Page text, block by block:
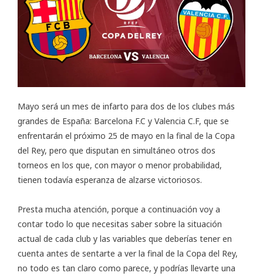
Mayo será un mes de infarto para dos de los clubes más
grandes de España: Barcelona F.C y Valencia C.F, que se
enfrentarán el próximo 25 de mayo en la final de la Copa
del Rey, pero que disputan en simultáneo otros dos
torneos en los que, con mayor o menor probabilidad,
tienen todavía esperanza de alzarse victoriosos.
Presta mucha atención, porque a continuación voy a
contar todo lo que necesitas saber sobre la situación
actual de cada club y las variables que deberías tener en
cuenta antes de sentarte a ver la final de la Copa del Rey,
no todo es tan claro como parece, y podrías llevarte una